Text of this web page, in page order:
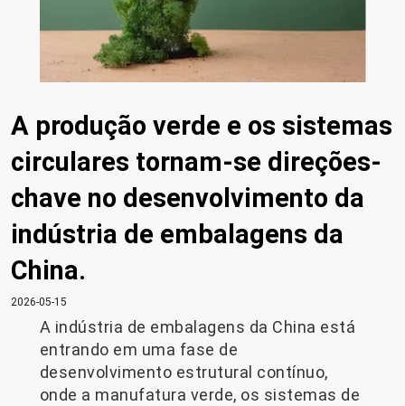
A produção verde e os sistemas
circulares tornam-se direções-
chave no desenvolvimento da
indústria de embalagens da
China.
2026-05-15
A indústria de embalagens da China está
entrando em uma fase de
desenvolvimento estrutural contínuo,
onde a manufatura verde, os sistemas de